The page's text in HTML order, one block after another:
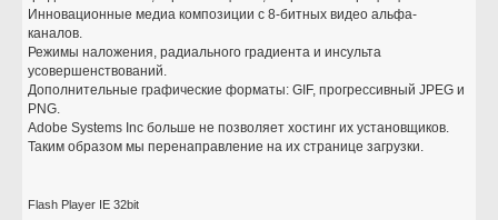
Инновационные медиа композиции с 8-битных видео альфа-
каналов.
Режимы наложения, радиального градиента и инсульта
усовершенствований.
Дополнительные графические форматы: GIF, прогрессивный JPEG и
PNG.
Adobe Systems Inc больше не позволяет хостинг их установщиков.
Таким образом мы перенаправление на их странице загрузки.
Flash Player IE 32bit